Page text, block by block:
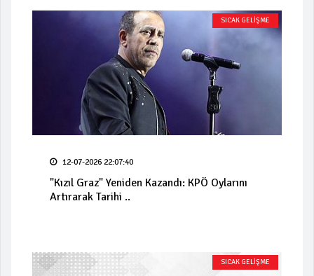
SICAK GELİŞME
12-07-2026 22:07:40
"Kızıl Graz" Yeniden Kazandı: KPÖ Oylarını
Artırarak Tarihi ..
SICAK GELİŞME